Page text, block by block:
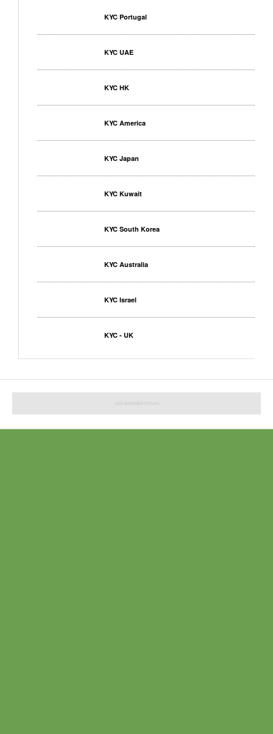
KYC Portugal
KYC UAE
KYC HK
KYC America
KYC Japan
KYC Kuwait
KYC South Korea
KYC Australia
KYC Israel
KYC - UK